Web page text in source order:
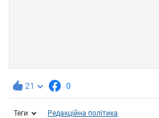
21 0
Теги Редакційна політика